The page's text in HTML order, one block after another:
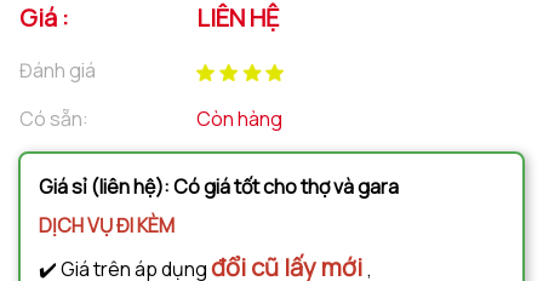
Giá : LIÊN HỆ
Đánh giá
Có sẵn:
Còn hàng
Giá sỉ (liên hệ): Có giá tốt cho thợ và gara
DỊCH VỤ ĐI KÈM
✔️ Giá trên áp dụngđổi cũ lấy mới,